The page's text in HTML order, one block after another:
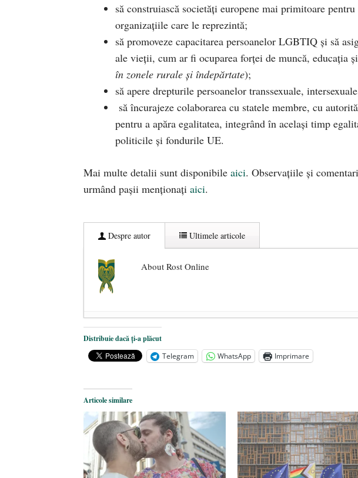
să construiască societăți europene mai primitoare
organizațiile care le reprezintă;
să promoveze capacitarea persoanelor LGBTIQ și să
ale vieții, cum ar fi ocuparea forței de muncă, educația
în zonele rurale și îndepărtate);
să apere drepturile persoanelor transsexuale,
să încurajeze colaborarea cu statele membre, cu
pentru a apăra egalitatea, integrând în același timp
politicile și fondurile UE.
Mai multe detalii sunt disponibile aici. Observațiile și
urmând pașii menționați aici.
Despre autor Ultimele articole
About Rost Online
Dezvăluiri cutremurătoare despre președintele Ucrainei,
Statul care servește Națiunea - 21 aprilie 2026
Legea Vexler produce efecte. Bustul poetului Octavian
Distribuie dacă ți-a plăcut
Telegram
WhatsApp Imprimare
Articole similare